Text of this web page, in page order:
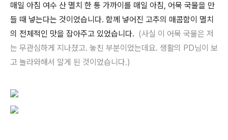
매일 아침 여수 산 멸치 한 통 가까이를 매일 아침, 어묵 국물을 만
들 때 넣는다는 것이었습니다. 함께 넣어진 고추의 매콤함이 멸치
의 전체적인 맛을 잡아주고 있었습니다. (사실 이 어묵 국물은 저
는 무관심하게 지나쳤고. 놓친 부분이었는데요. 생활의 PD님이 보
고 놀라와해서 알게 된 것이었습니다.)